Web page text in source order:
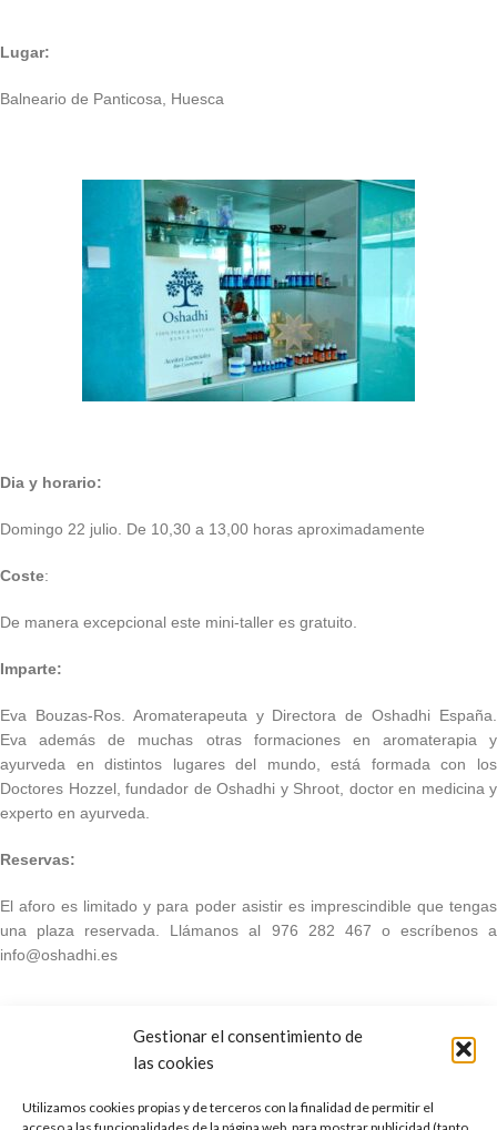
Gestionar el consentimiento de
las cookies
Utilizamos cookies propias y de terceros con la finalidad de permitir el
Lugar:
Balneario de Panticosa, Huesca
Dia y horario:
Domingo 22 julio. De 10,30 a 13,00 horas aproximadamente
Coste:
De manera excepcional este mini-taller es gratuito.
Imparte:
Eva Bouzas-Ros. Aromaterapeuta y Directora de Oshadhi España.
Eva además de muchas otras formaciones en aromaterapia y
ayurveda en distintos lugares del mundo, está formada con los
Doctores Hozzel, fundador de Oshadhi y Shroot, doctor en medicina y
experto en ayurveda.
Reservas:
El aforo es limitado y para poder asistir es imprescindible que tengas
una plaza reservada. Llámanos al 976 282 467 o escríbenos a
info@oshadhi.es